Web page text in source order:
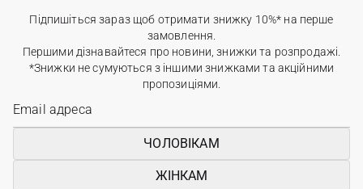
Підпишіться зараз щоб отримати знижку 10%* на перше
замовлення.
Першими дізнавайтеся про новини, знижки та розпродажі.
*Знижки не сумуються з іншими знижками та акційними
пропозиціями.
ЧОЛОВІКАМ
ЖІНКАМ